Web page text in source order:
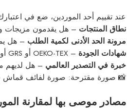
عند تقييم أحد الموردين، ضع في
نطاق المنتجات – هل يقدمون مزيجات
مرونة الحد الأدنى لكمية الطلب – هل
شهادات الجودة – OEKO-TEX أو GRS أو غيرها من المعايير البيئية.
خبرة في التصدير العالمي – هل لديهم
📸 صورة مقترحة: صورة لفائف قماش
مصادر موصى بها لمقارنة